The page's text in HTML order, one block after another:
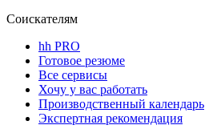
Соискателям
hh PRO
Готовое резюме
Все сервисы
Хочу у вас работать
Производственный календарь
Экспертная рекомендация